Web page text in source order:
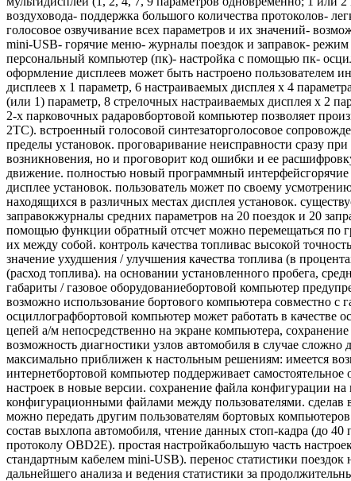
воздуховода- поддержка большого количества протоколов-
голосовое озвучивание всех параметров и их значений-
mini-USB- горячие меню- журналы поездок и заправок- режим
персональный компьютер (пк)- настройка с помощью пк-
оформление дисплеев может быть настроено пользователем
дисплеев х 1 параметр, 6 настраиваемых дисплея х 4
(или 1) параметр, 8 стрелочных настраиваемых дисплея х 2
2-х парковочных радаровбортовой компьютер позволяет
2TC). встроенный голосовой синтезаторголосовое
пределы установок. проговаривание неисправности сразу
возникновения, но и проговорит код ошибки и ее
движение. полностью новый программный
дисплее установок. пользователь может по своему
находящихся в различных местах дисплея установок.
заправокжурналы средних параметров на 20 поездок и 20
помощью функции обратный отсчет можно перемещаться по
их между собой. контроль качества топливас высокой
значение ухудшения / улучшения качества топлива (в
(расход топлива). на основании установленного пробега,
габариты / газовое оборудованиебортовой компьютер
возможно использование бортового компьютера совместно с
осциллографбортовой компьютер может работать в
цепей а/м непосредственно на экране компьютера,
возможность диагностики узлов автомобиля в случае
максимально приближен к настольным решениям: имеется
интернетбортовой компьютер поддерживает
настроек в новые версии. сохранение файла конфигурации
конфигурационными файлами между пользователями. сделав
можно передать другим пользователям бортовых
состав выхлопа автомобиля, чтение данных стоп-кадра (до
протоколу OBD2E). простая настройкабольшую часть
стандартным кабелем mini-USB). перенос статистики
дальнейшего анализа и ведения статистики за